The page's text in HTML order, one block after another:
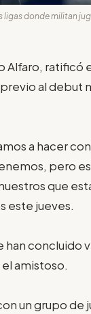
ligas donde militan
Alfaro, ratificó
al debut
a hacer
pero
que
este jueves.
concluido
amistoso.
un grupo de